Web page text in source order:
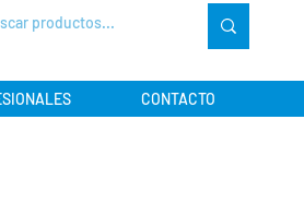
CONTACTO